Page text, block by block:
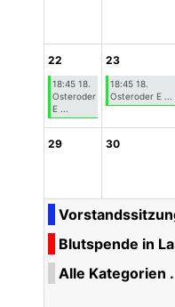
22
18:45 18.
Osteroder
E ...
23
18:45 18.
Osteroder E ...
29
30
Blutspende in
Alle Kategorien